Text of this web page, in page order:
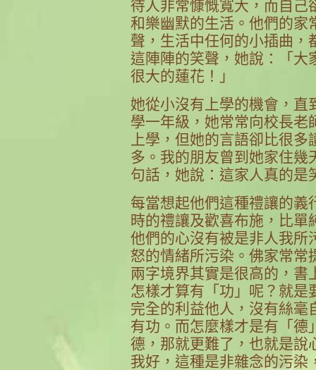
待人非常慷慨寬大，而自己
和樂幽默的生活。他們的家
聲，生活中任何的小插曲，
這陣陣的笑聲，她說：「大
很大的蓮花！」
她從小沒有上學的機會，直
學一年級，她常常向校長老
上學，但她的言語卻比很
多。我的朋友曾到她家住幾
句話，她說：這家人真的是
每當想起他們這種禮讓的義
時的禮讓及歡喜布施，比
他們的心沒有被是非人我所
怒的情緒所污染。佛家常常
兩字境界其實是很高的，書
怎樣才算有「功」呢？就是
完全的利益他人，沒有絲毫
有功。而怎麼樣才是有「德
德，那就更難了，也就是說
我好，這種是非雜念的污染